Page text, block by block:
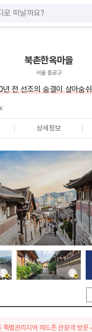
북촌한옥마을
서울 종로구
전 선조의 숨결이 살아숨
상세정보
별관리지역 레드존 관광객 방문